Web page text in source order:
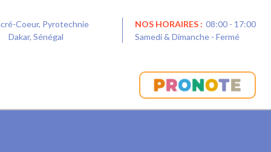
Coeur, Pyrotechnie
Dakar, Sénégal
NOS HORAIRES : 08:00 - 17:00
Samedi & Dimanche - Fermé